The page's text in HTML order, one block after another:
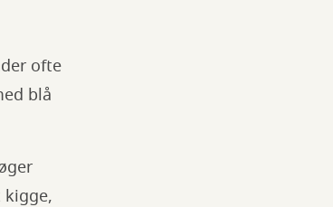
ofte
blå
kigge,